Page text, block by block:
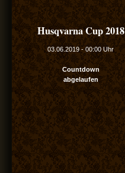
Husqvarna Cup 2018
03.06.2019 -00:00 Uhr
Countdown
abgelaufen